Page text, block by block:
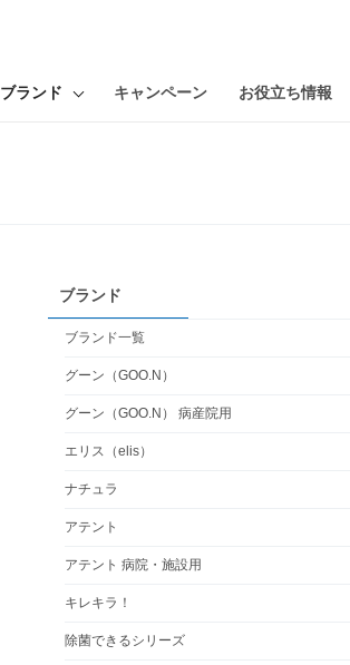
ブランド キャンペーン お役立ち情報
ブランド
ブランド一覧
グーン（GOO.N）
グーン（GOO.N） 病産院用
エリス（elis）
ナチュラ
アテント
アテント 病院・施設用
キレキラ！
除菌できるシリーズ